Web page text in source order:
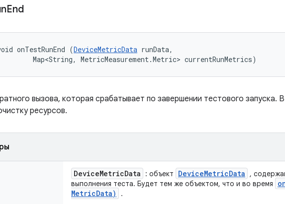
End
onTestRunEnd (DeviceMetricData runData,
Map<String, MetricMeasurement.Metric> currentRunMetrics)
вызова, которая срабатывает по завершении тестового запуска.
ресурсов.
DeviceMetricData : объект DeviceMetricData
,
выполнения теста. Будет тем же объектом, что и во время
MetricData) .